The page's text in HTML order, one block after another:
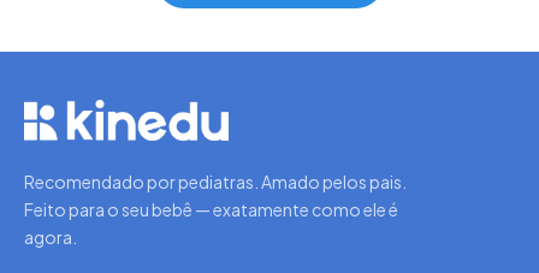
Recomendado por pediatras. Amado pelos pais.
Feito para o seu bebê — exatamente como ele é
agora.